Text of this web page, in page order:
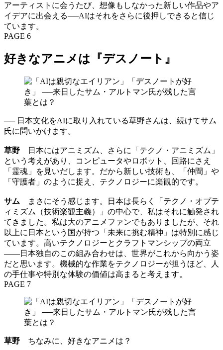
アーティストに会うたび、想像もしなかった新しい作品やア
イデアに出会える──AIはそれをさらに後押しできると信じ
ています。
PAGE 6
好きなアニメは『デスノート』
── 日本文化をAIに取り入れている草野さんは、続けてサム
氏に問いかけます。
草野 日本にはアニミズム、さらに「テクノ・アニミズム」
という考えがあり、コンピュータやロボット、回路にさえ
「霊魂」を見いだします。だから新しい技術も、「仲間」や
「守護者」のように捉え、テクノロジーに楽観的です。
サム まさにそう感じます。日本は長らく「テクノ・オプテ
ィミズム（技術楽観主義）」の中心で、私はそれに触発され
てきました。私は大のアニメファンでもありましたが、それ
以上に日本という国が持つ「未来に挑む精神」は特別に感じ
ています。高いテクノロジーとクラフトマンシップの両立
——日本独自のこの組み合わせは、世界がこれから向かう姿
だと思います。機械的な作業をテクノロジーが担うほど、人
の手仕事や特別な体験の価値は高まると考えます。
PAGE 7
草野 ちなみに、好きなアニメは？